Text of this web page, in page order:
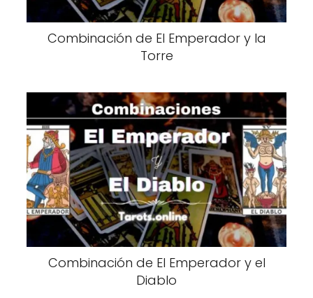
Combinación de El Emperador y la
Torre
Combinación de El Emperador y el
Diablo